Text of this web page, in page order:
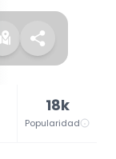
18k
Popularidad